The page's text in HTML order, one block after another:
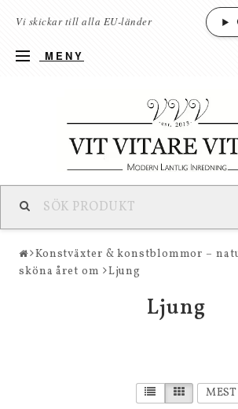
Vi skickar till alla EU-länder
MENY
Konstväxter & konstblommor –
sköna året om
Ljung
Ljung